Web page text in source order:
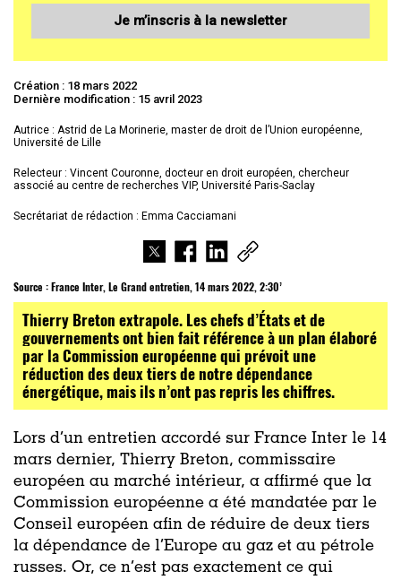
Je m’inscris à la newsletter
Création : 18 mars 2022
Dernière modification : 15 avril 2023
Autrice : Astrid de La Morinerie, master de droit de l’Union européenne,
Université de Lille
Relecteur : Vincent Couronne, docteur en droit européen, chercheur
associé au centre de recherches VIP, Université Paris-Saclay
Secrétariat de rédaction : Emma Cacciamani
Source :France Inter, Le Grand entretien, 14 mars 2022, 2:30’
Thierry Breton extrapole. Les chefs d’États et de
gouvernements ont bien fait référence à un plan élaboré
par la Commission européenne qui prévoit une
réduction des deux tiers de notre dépendance
énergétique, mais ils n’ont pas repris les chiffres.
Lors d’un entretien accordé sur France Inter le 14
mars dernier, Thierry Breton, commissaire
européen au marché intérieur, a affirmé que la
Commission européenne a été mandatée par le
Conseil européen afin de réduire de deux tiers
la dépendance de l’Europe au gaz et au pétrole
russes. Or, ce n’est pas exactement ce qui